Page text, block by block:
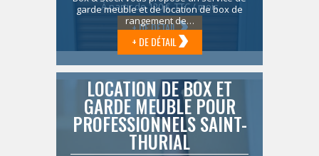
À partir de 120 € TTC / mois
+ DE DÉTAIL
garde meuble et de location de box de
rangement de…
+ DE DÉTAIL
LOCATION DE BOX ET
GARDE MEUBLE POUR
PROFESSIONNELS SAINT-
THURIAL